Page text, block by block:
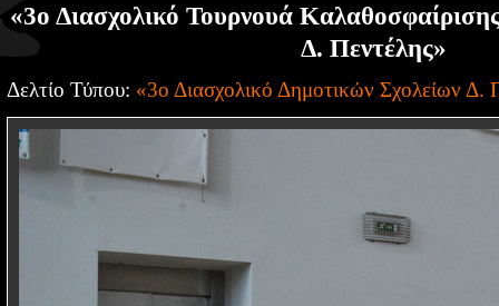
«3ο Διασχολικό Τουρνουά
Δ. Πεντέλης»
Δελτίο Τύπου: «3ο Διασχολικό Δημοτικών Σχολείων Δ.